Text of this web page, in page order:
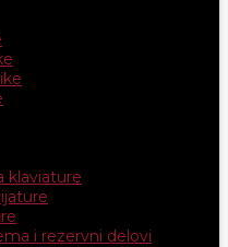
klaviature
i rezervni delovi